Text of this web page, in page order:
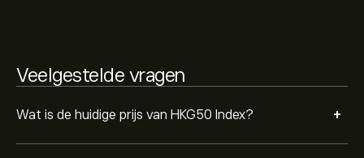
Veelgestelde vragen
Wat is de huidige prijs van HKG50 Index? +